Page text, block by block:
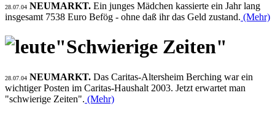
28.07.04 NEUMARKT. Ein junges Mädchen kassierte ein Jahr lang
insgesamt 7538 Euro Befög - ohne daß ihr das Geld zustand. (Mehr)
"Schwierige Zeiten"
28.07.04 NEUMARKT. Das Caritas-Altersheim Berching war ein
wichtiger Posten im Caritas-Haushalt 2003. Jetzt erwartet man
"schwierige Zeiten". (Mehr)